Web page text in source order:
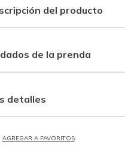
del producto
de la prenda
detalles